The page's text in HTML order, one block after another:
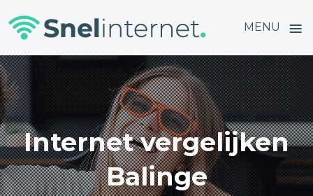
MENU ≡
Skip
to
content
Internet vergelijken
Balinge